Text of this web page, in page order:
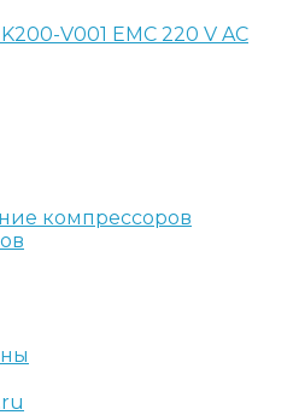
V001 EMC 220 V AC
компрессоров